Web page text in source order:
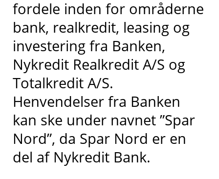
fordele inden for områderne
bank, realkredit, leasing og
investering fra Banken,
Nykredit Realkredit A/S og
Totalkredit A/S.
Henvendelser fra Banken
kan ske under navnet ”Spar
Nord”, da Spar Nord er en
del af Nykredit Bank.